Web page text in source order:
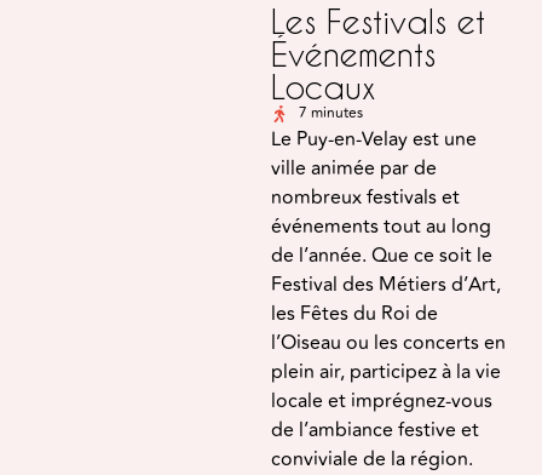
Les Festivals et
Événements
Locaux
7 minutes
Le Puy-en-Velay est une
ville animée par de
nombreux festivals et
événements tout au long
de l’année. Que ce soit le
Festival des Métiers d’Art,
les Fêtes du Roi de
l’Oiseau ou les concerts en
plein air, participez à la vie
locale et imprégnez-vous
de l’ambiance festive et
conviviale de la région.